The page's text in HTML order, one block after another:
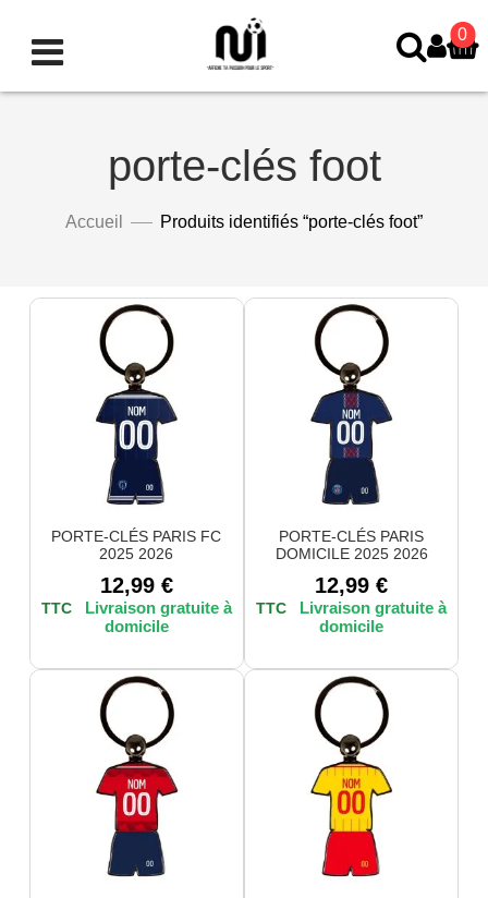
0
porte-clés foot
Accueil Produits identifiés “porte-clés foot”
PORTE-CLÉS PARIS FC
2025 2026
12,99 €
TTC
PORTE-CLÉS PARIS
DOMICILE 2025 2026
12,99 €
TTC